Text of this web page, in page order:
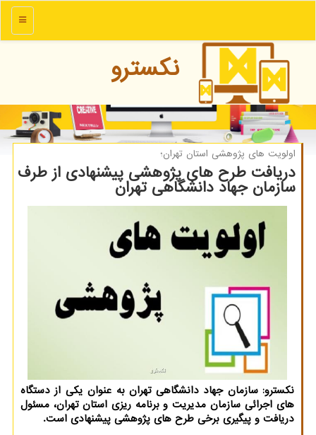
منو
نكسترو
اولویت های پژوهشی استان تهران؛
دریافت طرح های پژوهشی پیشنهادی از طرف
سازمان جهاد دانشگاهی تهران
نکسترو: سازمان جهاد دانشگاهی تهران به عنوان یکی از دستگاه
های اجرائی سازمان مدیریت و برنامه ریزی استان تهران، مسئول
دریافت و پیگیری برخی طرح های پژوهشی پیشنهادی است.